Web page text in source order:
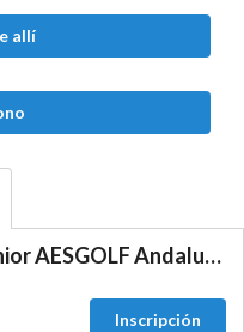
allí
Final II Circuito Senior AESGOLF Andalucia Oriental
Inscripción